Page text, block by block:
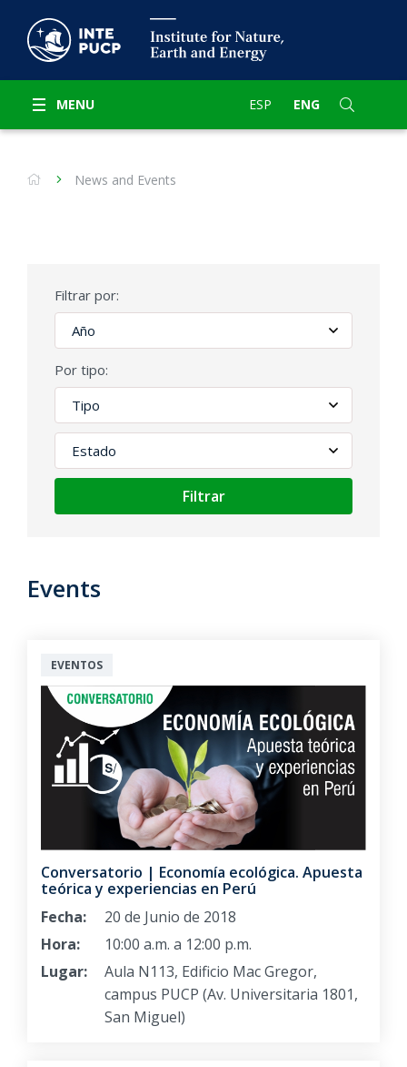
MENU ESP ENG
News and Events
Filtrar por:
Por tipo:
Filtrar
Events
EVENTOS
Conversatorio | Economía ecológica. Apuesta
teórica y experiencias en Perú
Fecha:
20 de Junio de 2018
Hora:
10:00 a.m. a 12:00 p.m.
Lugar:
Aula N113, Edificio Mac Gregor,
campus PUCP (Av. Universitaria 1801,
San Miguel)